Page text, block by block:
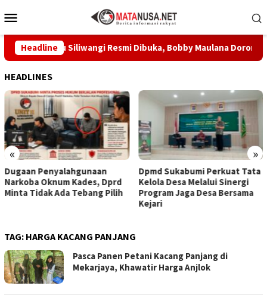
ke
Mobile
Headline
Prabu Siliwangi Resmi Dibuka, Bobby Maulana Dorong
HEADLINES
« »
Dugaan Penyalahgunaan
Narkoba Oknum Kades, Dprd
Minta Tidak Ada Tebang Pilih
Dpmd Sukabumi Perkuat Tata
Kelola Desa Melalui Sinergi
Program Jaga Desa Bersama
Kejari
TAG: HARGA KACANG PANJANG
Pasca Panen Petani Kacang Panjang di
Mekarjaya, Khawatir Harga Anjlok